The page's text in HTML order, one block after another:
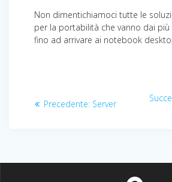
Non dimentichiamoci tutte le
per la portabilità che vanno dai più
fino ad arrivare ai notebook
Precedente: Articolo
Server